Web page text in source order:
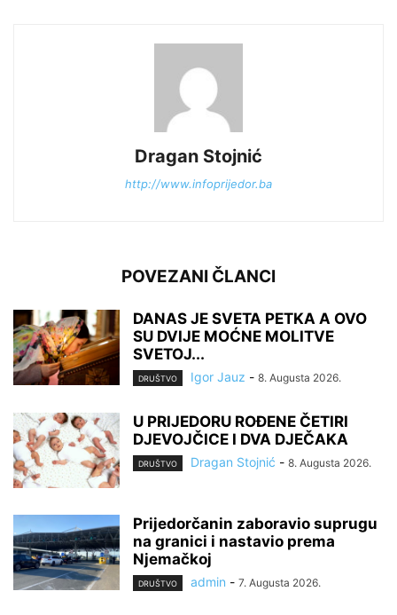
Dragan Stojnić
http://www.infoprijedor.ba
POVEZANI ČLANCI
DANAS JE SVETA PETKA A OVO
SU DVIJE MOĆNE MOLITVE
SVETOJ...
DRUŠTVO Igor Jauz - 8. Augusta 2026.
U PRIJEDORU ROĐENE ČETIRI
DJEVOJČICE I DVA DJEČAKA
DRUŠTVO Dragan Stojnić - 8. Augusta 2026.
Prijedorčanin zaboravio suprugu
na granici i nastavio prema
Njemačkoj
DRUŠTVO admin - 7. Augusta 2026.